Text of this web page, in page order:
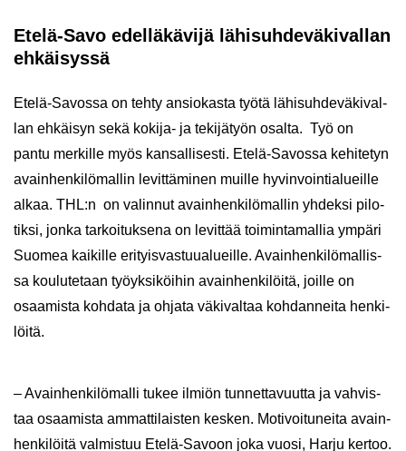
Etelä-​Savo edel­lä­kä­vi­jä lä­hi­suh­de­vä­ki­val­lan
eh­käi­sys­sä
Etelä-​Savossa on tehty an­sio­kas­ta työtä lä­hi­suh­de­vä­ki­val­
lan eh­käi­syn sekä kokija-​ ja te­ki­jä­työn osal­ta. Työ on
pantu mer­kil­le myös kan­sal­li­ses­ti. Etelä-​Savossa ke­hi­te­tyn
avain­hen­ki­lö­mal­lin le­vit­tä­mi­nen muil­le hy­vin­voin­tia­lueil­le
alkaa. THL:n on va­lin­nut avain­hen­ki­lö­mal­lin yh­dek­si pi­lo­
tik­si, jonka tar­koi­tuk­se­na on le­vit­tää toi­min­ta­mal­lia ym­pä­ri
Suo­mea kai­kil­le eri­tyis­vas­tuu­alueil­le. Avain­hen­ki­lö­mal­lis­
sa kou­lu­te­taan työyk­si­köi­hin avain­hen­ki­löi­tä, joil­le on
osaa­mis­ta koh­da­ta ja oh­ja­ta vä­ki­val­taa koh­dan­nei­ta hen­ki­
löi­tä.
– Avain­hen­ki­lö­mal­li tukee il­miön tun­net­ta­vuut­ta ja vah­vis­
taa osaa­mis­ta am­mat­ti­lais­ten kes­ken. Mo­ti­voi­tu­nei­ta avain­
hen­ki­löi­tä val­mis­tuu Etelä-​Savoon joka vuosi, Harju ker­too.